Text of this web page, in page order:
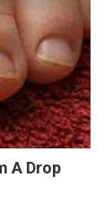
A Drop